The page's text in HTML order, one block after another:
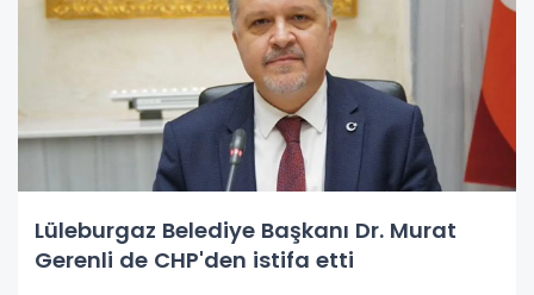
Lüleburgaz Belediye Başkanı Dr. Murat
Gerenli de CHP'den istifa etti